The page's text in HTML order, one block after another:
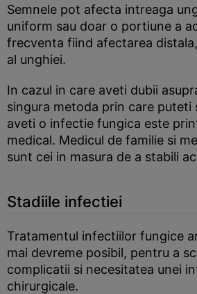
Semnele pot afecta intreaga
uniform sau doar o portiune a
frecventa fiind afectarea
al unghiei.
In cazul in care aveti dubii
singura metoda prin care puteti
aveti o infectie fungica este
medical. Medicul de familie si
sunt cei in masura de a stabili
Stadiile infectiei
Tratamentul infectiilor fungice
mai devreme posibil, pentru a
complicatii si necesitatea unei
chirurgicale.